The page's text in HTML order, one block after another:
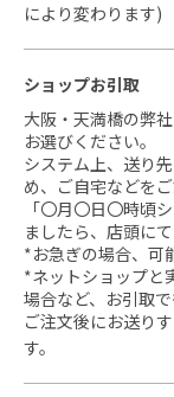
により変わります)
ショップお引取
大阪・天満橋の弊
お選びください。
システム上、送り
め、ご自宅などを
「〇月〇日〇時頃
ましたら、店頭に
*お急ぎの場合、可
*ネットショップと
場合など、お引取
ご注文後にお送り
す。